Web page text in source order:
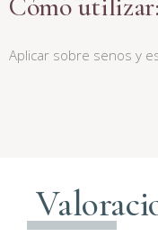
Aplicar sobre senos y